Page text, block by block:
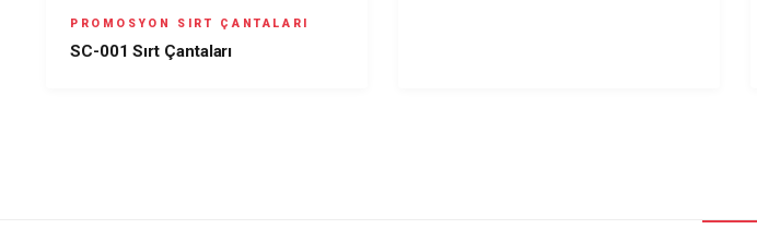
PROMOSYON SIRT ÇANTALARI
SC-001 Sırt Çantaları